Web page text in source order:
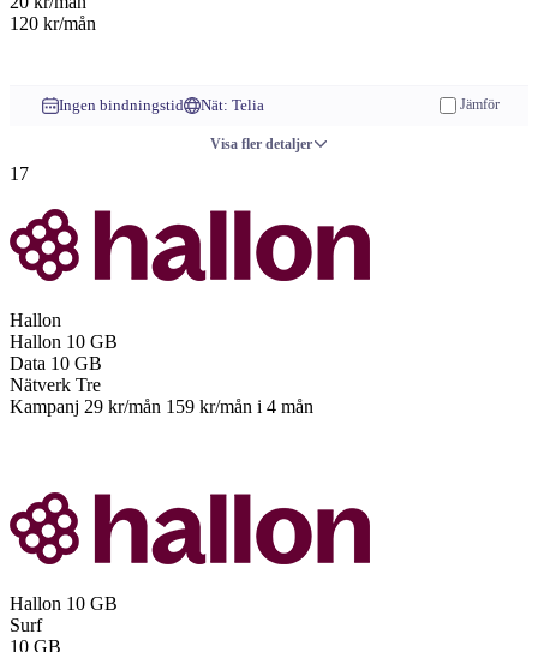
120 kr/mån
Ingen bindningstid Nät: Telia Jämför
Visa fler detaljer
17
Hallon
Hallon 10 GB
Data 10 GB
Nätverk Tre
Kampanj 29 kr/mån 159 kr/mån i 4 mån
Hallon 10 GB
Surf
10 GB